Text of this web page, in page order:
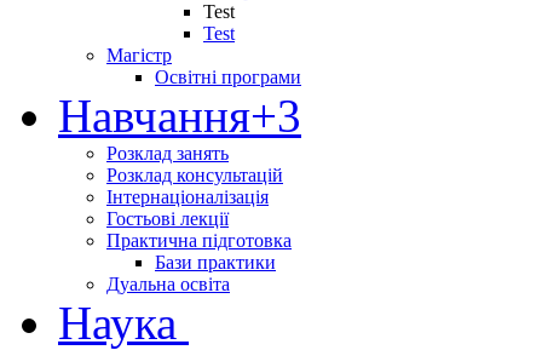
Test
Test
Магістр
Освітні програми
Навчання+3
Розклад занять
Розклад консультацій
Інтернаціоналізація
Гостьові лекції
Практична підготовка
Бази практики
Дуальна освіта
Наука